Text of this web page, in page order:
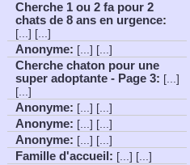
Cherche 1 ou 2 fa pour 2
chats de 8 ans en urgence:
[...] [...]
Anonyme: [...] [...]
Cherche chaton pour une
super adoptante - Page 3: [...]
[...]
Anonyme: [...] [...]
Anonyme: [...] [...]
Anonyme: [...] [...]
Famille d'accueil : [...] [...]